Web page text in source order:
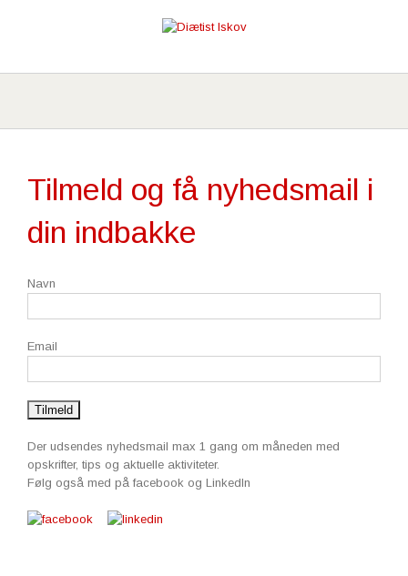
Tilmeld og få nyhedsmail i
din indbakke
Navn
Email
Der udsendes nyhedsmail max 1 gang om måneden med
opskrifter, tips og aktuelle aktiviteter.
Følg også med på facebook og LinkedIn